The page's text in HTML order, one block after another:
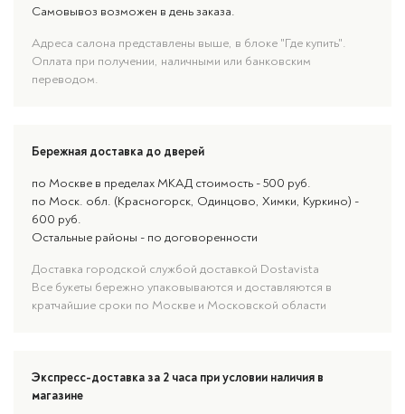
Самовывоз возможен в день заказа.
Адреса салона представлены выше, в блоке "Где купить".
Оплата при получении, наличными или банковским
переводом.
Бережная доставка до дверей
по Москве в пределах МКАД стоимость - 500 руб.
по Моск. обл. (Красногорск, Одинцово, Химки, Куркино) -
600 руб.
Остальные районы - по договоренности
Доставка городской службой доставкой Dostavista
Все букеты бережно упаковываются и доставляются в
кратчайшие сроки по Москве и Московской области
Экспресс-доставка за 2 часа при условии наличия в
магазине